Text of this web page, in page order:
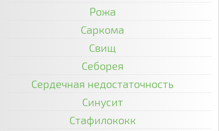
Рожа
Саркома
Свищ
Себорея
Сердечная недостаточность
Синусит
Стафилококк